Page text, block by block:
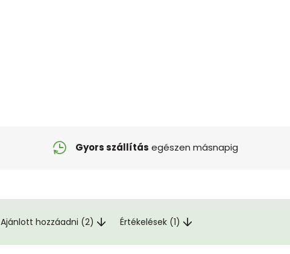
Gyors szállítás egészen másnapig
Ajánlott hozzáadni (2) Értékelések (1)